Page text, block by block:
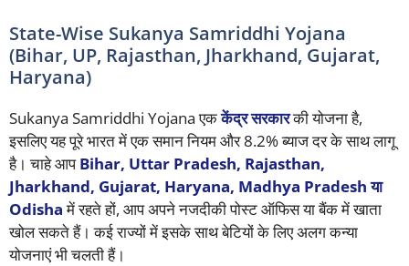
State-Wise Sukanya Samriddhi Yojana
(Bihar, UP, Rajasthan, Jharkhand, Gujarat,
Haryana)
Sukanya Samriddhi Yojana एककेंद्र सरकारकी योजना है,
इसलिए यह पूरे भारत में एक समान नियम और 8.2% ब्याज दर के साथ लागू
है। चाहे आपBihar, Uttar Pradesh, Rajasthan,
Jharkhand, Gujarat, Haryana, Madhya Pradesh या
Odishaमें रहते हों, आप अपने नजदीकी पोस्ट ऑफिस या बैंक में खाता
खोल सकते हैं। कई राज्यों में इसके साथ बेटियों के लिए अलग कन्या
योजनाएं भी चलती हैं।